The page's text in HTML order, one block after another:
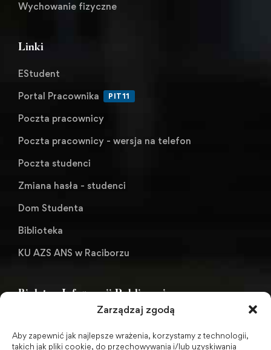
Zarządzaj zgodą
Aby zapewnić jak najlepsze wrażenia, korzystamy z technologii,
takich jak pliki cookie, do przechowywania i/lub uzyskiwania
Wychowanie fizyczne
Linki
EStudent
Portal Pracownika
PIT11
Poczta pracownicy
Poczta pracownicy - wersja na telefon
Poczta studenci
Zmiana hasła - studenci
Dom Studenta
Biblioteka
KU AZS ANS w Raciborzu
Biuletyn Informacji Publicznej
BIP - Biuletyn Informacji Publicznej PWSZ -